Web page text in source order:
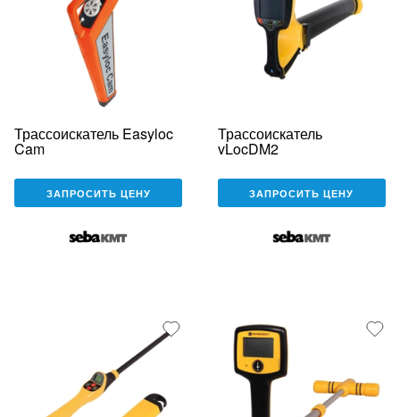
Трассоискатель Easyloc
Cam
ЗАПРОСИТЬ ЦЕНУ
Трассоискатель
vLocDM2
ЗАПРОСИТЬ ЦЕНУ